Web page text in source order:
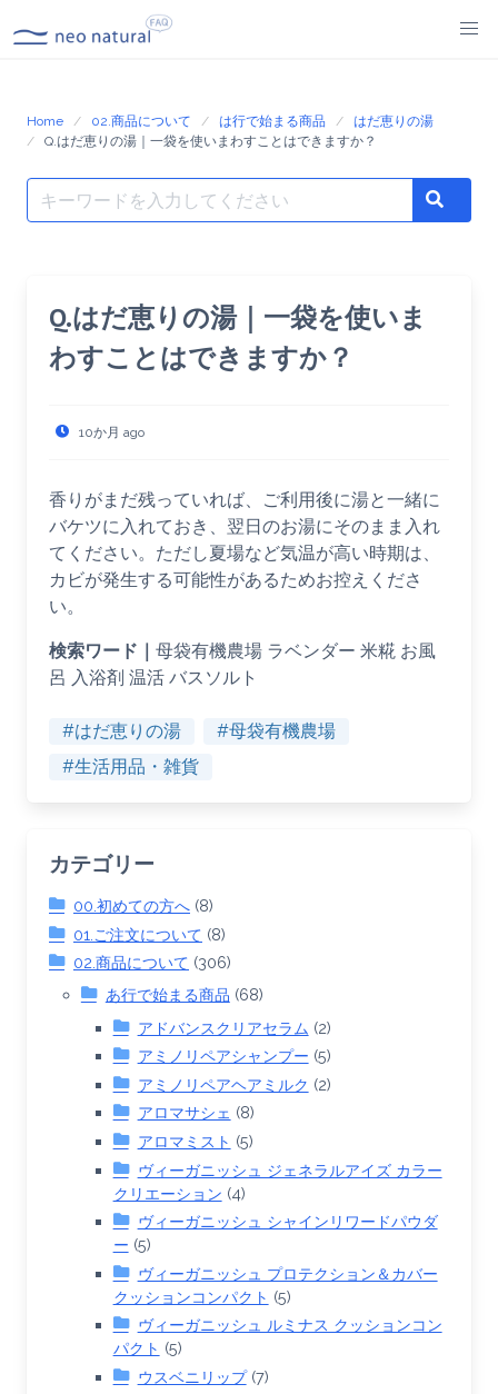
to
Home 02.商品について は行で始まる商品
はだ恵りの湯
Q.はだ恵りの湯｜一袋を使いまわすことはできますか？
Search
for:
Search
カテゴリー
00.初めての方へ (8)
01.ご注文について (8)
02.商品について (306)
あ行で始まる商品 (68)
アドバンスクリアセラム (2)
アミノリペアシャンプー (5)
アミノリペアヘアミルク (2)
アロマサシェ (8)
アロマミスト (5)
ヴィーガニッシュ ジェネラルアイズ カラー
クリエーション (4)
ヴィーガニッシュ シャインリワードパウダ
ー (5)
ヴィーガニッシュ プロテクション＆カバー
クッションコンパクト (5)
ヴィーガニッシュ ルミナス クッションコン
パクト (5)
ウスベニリップ(7)
Q.はだ恵りの湯｜一袋を使いま
わすことはできますか？
10か月 ago
香りがまだ残っていれば、ご利用後に湯と一緒に
バケツに入れておき、翌日のお湯にそのまま入れ
てください。ただし夏場など気温が高い時期は、
カビが発生する可能性があるためお控えくださ
い。
検索ワード｜ 母袋有機農場 ラベンダー 米糀 お風
呂 入浴剤 温活 バスソルト
#はだ恵りの湯
#母袋有機農場
#生活用品・雑貨